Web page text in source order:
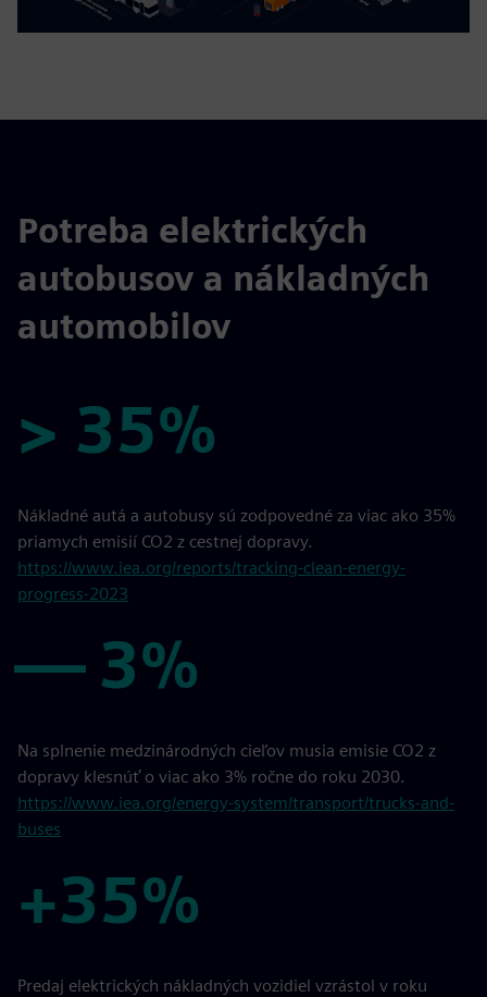
Potreba elektrických
autobusov a nákladných
automobilov
> 35%
> 35%
Nákladné autá a autobusy sú zodpovedné za viac ako 35%
priamych emisií CO2 z cestnej dopravy.
https://www.iea.org/reports/tracking-clean-energy-
progress-2023
— 3%
— 3%
Na splnenie medzinárodných cieľov musia emisie CO2 z
dopravy klesnúť o viac ako 3% ročne do roku 2030.
https://www.iea.org/energy-system/transport/trucks-and-
buses
+35%
+35%
Predaj elektrických nákladných vozidiel vzrástol v roku